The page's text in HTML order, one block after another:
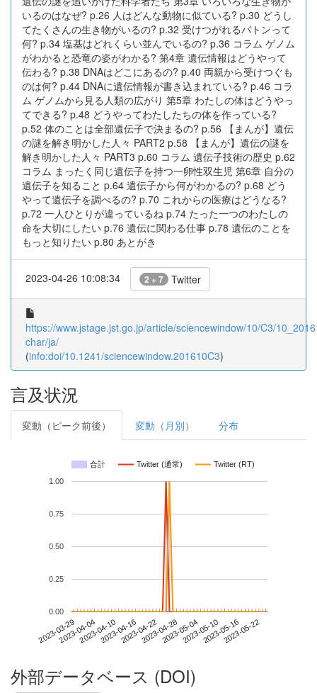
いるのはなぜ? p.26 人はどんな動物に似ている? p.30 どうし
てたくさんの生き物がいるの? p.32 受けつがれるバトンって
何? p.34 塩基はどれくらい並んでいるの? p.36 コラム ゲノム
がわかると恐竜の姿がわかる? 第4章 遺伝情報はどうやって
伝わる? p.38 DNAはどこにあるの? p.40 両親から受けつぐも
のは何? p.44 DNAに遺伝情報が書き込まれている? p.46 コラ
ム ゲノムから見る人類の広がり 第5章 わたしの体はどうやっ
てできる? p.48 どうやってわたしたちの体を作っている?
p.52 体のことは全部遺伝子で決まるの? p.56 【まんが】遺伝
の謎を解き明かした人々 PART2 p.58 【まんが】遺伝の謎を
解き明かした人々 PART3 p.60 コラム 遺伝子技術の歴史 p.62
コラム まったく同じ遺伝子を持つ一卵性双生児 第6章 自分の
遺伝子を知ること p.64 遺伝子から何がわかるの? p.68 どう
やって遺伝子を調べるの? p.70 これからの医療はどうなる?
p.72 一人ひとりが違っているね p.74 たった一つのわたしの
命を大切にしたい p.76 遺伝に関わる仕事 p.78 遺伝のことを
もっと知りたい p.80 あとがき
2023-04-26 10:08:34 2 + 7 Twitter
https://www.jstage.jst.go.jp/article/sciencewindow/10/C3/
char/ja/
(info:doi/10.1241/sciencewindow.201610C3)
言及状況
変動（ピーク前後） 変動（月別） 分布
合計 Twitter (通常) Twitter (RT)
2023-03-292023-04-042023-04-102023-04-162023-04-222023-04-282023-05-042023-05-102023-05-162023-05-22
0.00
0.25
0.50
0.75
1.00
外部データベース (DOI)